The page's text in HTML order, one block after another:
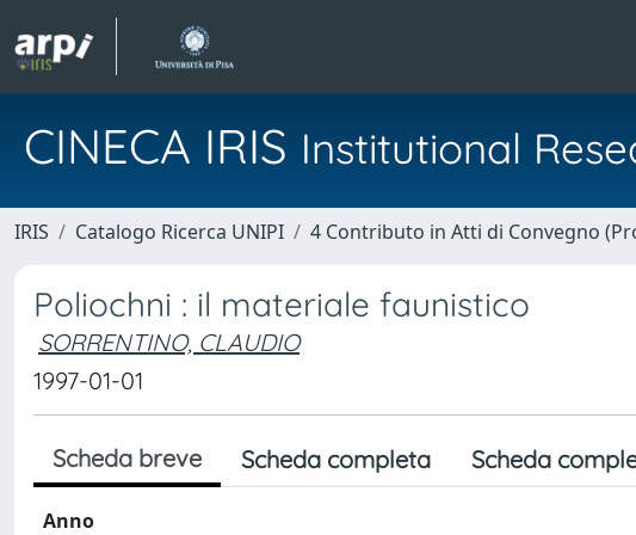
CINECA IRIS Institutional
IRIS Catalogo Ricerca UNIPI 4 Contributo in Atti di Convegno
Poliochni : il materiale faunistico
SORRENTINO, CLAUDIO
1997-01-01
Scheda breve Scheda completa Scheda
Anno